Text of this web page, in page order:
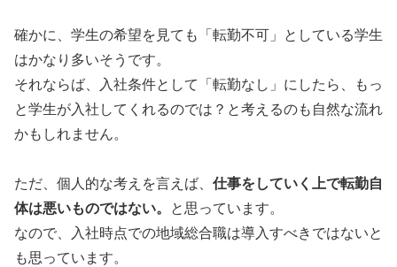
確かに、学生の希望を見ても「転勤不可」としている学生
はかなり多いそうです。
それならば、入社条件として「転勤なし」にしたら、もっ
と学生が入社してくれるのでは？と考えるのも自然な流れ
かもしれません。
ただ、個人的な考えを言えば、 仕事をしていく上で転勤自
体は悪いものではない。
と思っています。
なので、入社時点での地域総合職は導入すべきではないと
も思っています。